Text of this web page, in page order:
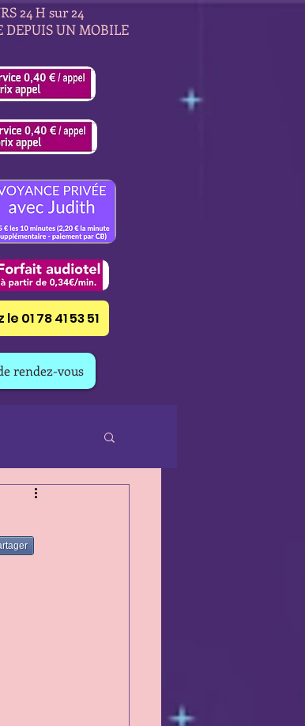
24 H sur 24
DEPUIS UN MOBILE
01 78 41 53 51
rendez-vous